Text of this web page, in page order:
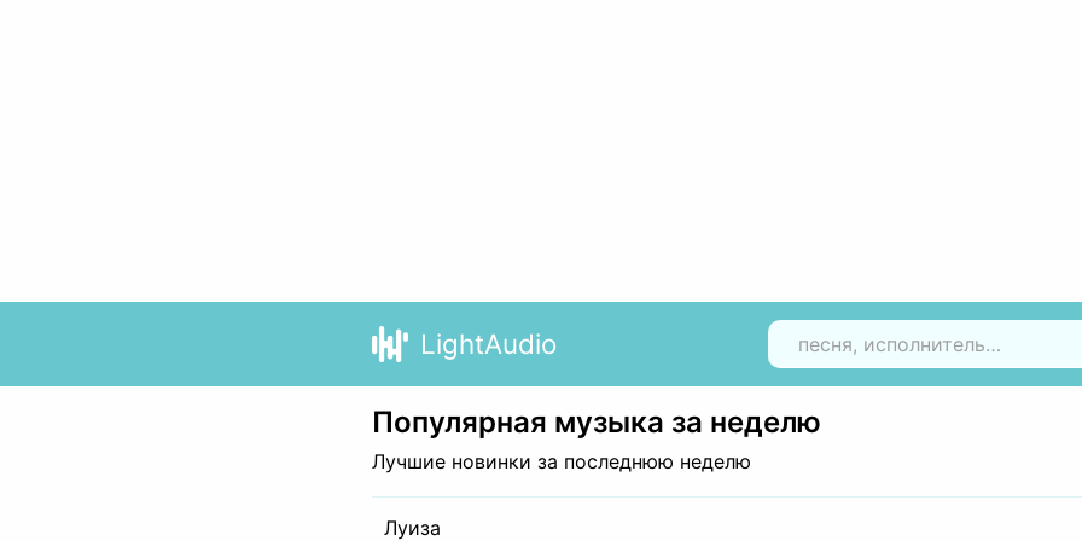
LightAudio
Популярная музыка за неделю
Лучшие новинки за последнюю неделю
Луиза